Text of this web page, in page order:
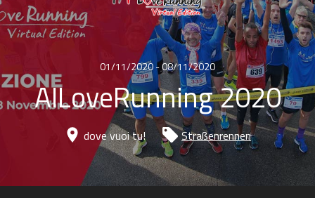
01/11/2020 - 08/11/2020
AILoveRunning 2020
dove vuoi tu! Straßenrennen